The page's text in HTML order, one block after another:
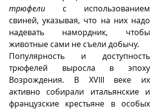
трюфели с использованием
свиней, указывая, что на них надо
надевать намордник, чтобы
животные сами не съели добычу.
Популярность и доступность
трюфелей выросла в эпоху
Возрождения. В XVIII веке их
активно собирали итальянские и
французские крестьяне в особых